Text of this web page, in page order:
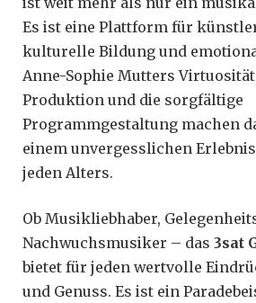
Es ist eine Plattform für
kulturelle Bildung und
Anne-Sophie Mutters
Produktion und die sorgfältige
Programmgestaltung machen
einem unvergesslichen
jeden Alters.
Ob Musikliebhaber,
Nachwuchsmusiker – das 3sat
bietet für jeden wertvolle
und Genuss. Es ist ein